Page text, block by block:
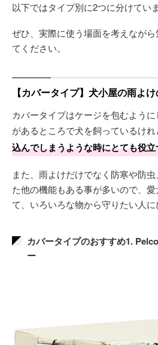
以下ではタイプ別に2つに分けていま
ぜひ、実際に使う場面を考えなが
てください。
【カバータイプ】犬小屋の雨よ
カバータイプはケージを包むよう
があるところで犬を飼っているけれ
込んでしまうような時にとても役
また、雨よけだけでなく防寒や防
た他の機能もある事が多いので、
て、いろいろな物から守りたい人に
カバータイプのおすすめ1.
ー